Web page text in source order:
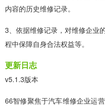
内容的历史维修记录。
3、依据维修记录，对维修企业
程中保障自身合法权益等。
更新日志
v5.1.3版本
66智修聚焦于汽车维修企业运